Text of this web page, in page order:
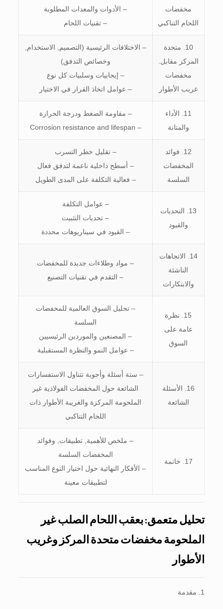
مخفضات
اللحام التناكبي
– الأدوات والمعدات المطلوبة
– تقنيات اللحام
10. متحدة
المركز مقابل.
مخفضات
غريب الأطوار
– الاختلافات الرئيسية (التصميم, الاستخدام,
وخصائص التدفق)
– إيجابيات وسلبيات كل نوع
– عوامل اتخاذ القرار في الاختيار
11. الأداء
والمتانة
– مقاومة الضغط ودرجة الحرارة
–
Corrosion resistance and lifespan
12. فوائد
المخفضات
السلسة
– تقليل خطر التسرب
– أسطح داخلية ناعمة لتدفق فعال
– فعالية التكلفة على المدى الطويل
13. التحديات
والقيود
– عوامل التكلفة
– تحديات التثبيت
– القيود في سيناريوهات محددة
14. الاتجاهات
الناشئة
والابتكارات
– مواد وطلاءات جديدة للمخفضات
– التقدم في تقنيات التصنيع
15. نظرة
عامة على
السوق
– تحليل السوق العالمية للمخفضات
السلسة
– المصنعين والموردين الرئيسيين
– عوامل النمو والنظرة المستقبلية
16. الأسئلة
الشائعة
– ستة أسئلة وأجوبة تتناول الاستفسارات
الشائعة حول المخفضات الفولاذية غير
الملحومة المركزة والغريبة الأطوار ذات
اللحام التناكبي
17. خاتمة
– ملخص للأهمية, تطبيقات, وفوائد
المخفضات السلسة
– الأفكار النهائية حول اختيار النوع المناسب
لتطبيقات معينة
تحليل متعمق: بعقب اللحام الصلب غير
الملحومة مخفضات متحدة المركز وغريب
الأطوار
1. مقدمة